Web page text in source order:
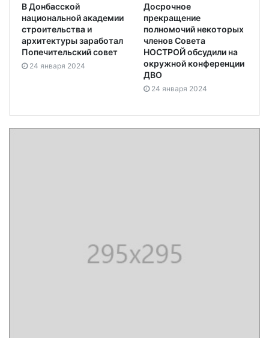
В Донбасской
национальной академии
строительства и
архитектуры заработал
Попечительский совет
24 января 2024
Досрочное
прекращение
полномочий некоторых
членов Совета
НОСТРОЙ обсудили на
окружной конференции
ДВО
24 января 2024